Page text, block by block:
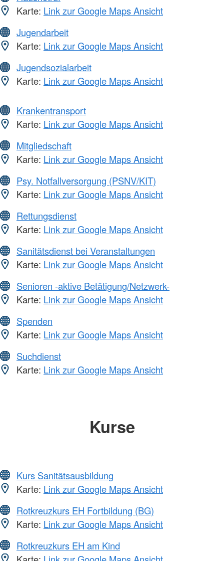
Karte: Link zur Google Maps Ansicht
Jugendarbeit
Karte: Link zur Google Maps Ansicht
Jugendsozialarbeit
Karte: Link zur Google Maps Ansicht
Krankentransport
Karte: Link zur Google Maps Ansicht
Mitgliedschaft
Karte: Link zur Google Maps Ansicht
Psy. Notfallversorgung (PSNV/KIT)
Karte: Link zur Google Maps Ansicht
Rettungsdienst
Karte: Link zur Google Maps Ansicht
Sanitätsdienst bei Veranstaltungen
Karte: Link zur Google Maps Ansicht
Senioren -aktive Betätigung/Netzwerk-
Karte: Link zur Google Maps Ansicht
Spenden
Karte: Link zur Google Maps Ansicht
Suchdienst
Karte: Link zur Google Maps Ansicht
Kurse
Kurs Sanitätsausbildung
Karte: Link zur Google Maps Ansicht
Rotkreuzkurs EH Fortbildung (BG)
Karte: Link zur Google Maps Ansicht
Rotkreuzkurs EH am Kind